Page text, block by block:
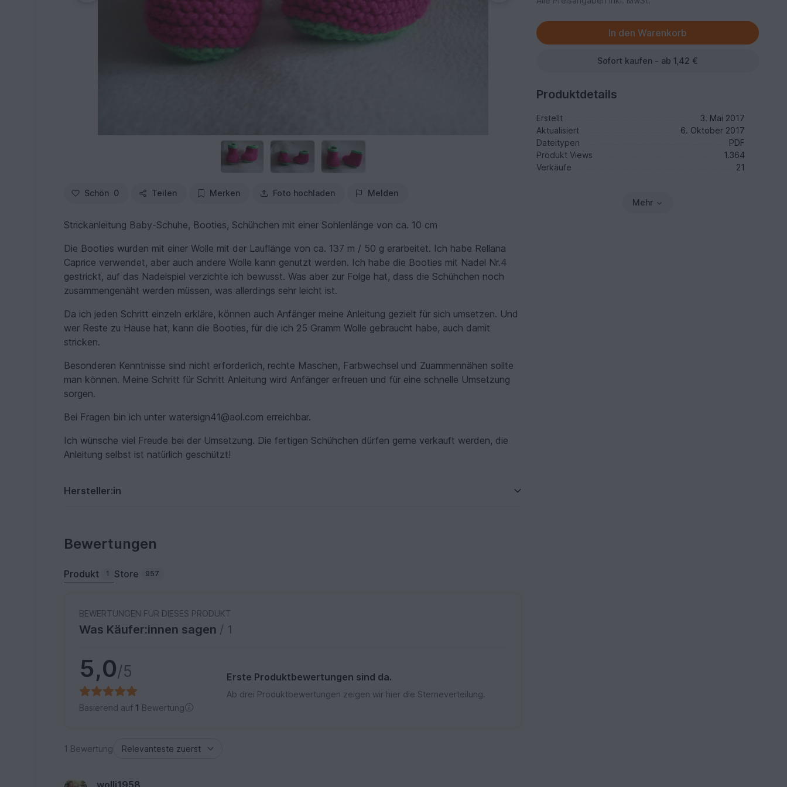
Schön 0 Teilen Merken Foto hochladen Melden
Strickanleitung Baby-Schuhe, Booties, Schühchen mit einer Sohlenlänge von ca. 10 cm
Die Booties wurden mit einer Wolle mit der Lauflänge von ca. 137 m / 50 g erarbeitet. Ich habe Rellana
Caprice verwendet, aber auch andere Wolle kann genutzt werden. Ich habe die Booties mit Nadel Nr.4
gestrickt, auf das Nadelspiel verzichte ich bewusst. Was aber zur Folge hat, dass die Schühchen noch
zusammengenäht werden müssen, was allerdings sehr leicht ist.
Da ich jeden Schritt einzeln erkläre, können auch Anfänger meine Anleitung gezielt für sich umsetzen. Und
wer Reste zu Hause hat, kann die Booties, für die ich 25 Gramm Wolle gebraucht habe, auch damit
stricken.
Besonderen Kenntnisse sind nicht erforderlich, rechte Maschen, Farbwechsel und Zuammennähen sollte
man können. Meine Schritt für Schritt Anleitung wird Anfänger erfreuen und für eine schnelle Umsetzung
sorgen.
Bei Fragen bin ich unter watersign41@aol.com erreichbar.
Ich wünsche viel Freude bei der Umsetzung. Die fertigen Schühchen dürfen gerne verkauft werden, die
Anleitung selbst ist natürlich geschützt!
Hersteller:in
Sofort kaufen - ab 1,42 €
Produktdetails
Erstellt
3. Mai 2017
Aktualisiert
6. Oktober 2017
Dateitypen
PDF
Produkt Views
1.364
Verkäufe
21
Mehr
Bewertungen
Produkt 1 Store 957
BEWERTUNGEN FÜR DIESES PRODUKT
Was Käufer:innen sagen / 1
5,0/5
Basierend auf 1 Bewertung
Erste Produktbewertungen sind da.
Ab drei Produktbewertungen zeigen wir hier die Sterneverteilung.
1 Bewertung